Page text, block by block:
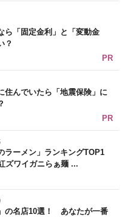
ら「固定金利」と「変動金
？
PR
住んでいたら「地震保険」に
PR
ラーメン」ランキングTOP1
ズワイガニらぁ麺 ...
の名店10選！ あなたが一番